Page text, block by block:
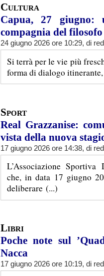
Cultura
Capua, 27 giugno:
compagnia del
24 giugno 2026 ore 10:29, di
Si terrà per le vie più
forma di dialogo
Sport
Real Grazzanise:
vista della nuova
17 giugno 2026 ore 14:38, di
L’Associazione
che, in data 17 giugno
deliberare (...)
Libri
Poche note sul
Nacca
17 giugno 2026 ore 10:19, di